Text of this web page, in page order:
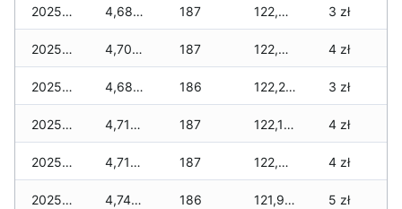
2025-12-02 4,682 zł 187 122,593 zł 3 zł
2025-12-01 4,702 zł 187 122,309 zł 4 zł
2025-11-30 4,682 zł 186 122,245 zł 3 zł
2025-11-29 4,710 zł 187 122,197 zł 4 zł
2025-11-28 4,718 zł 187 122,029 zł 4 zł
2025-11-27 4,748 zł 186 121,929 zł 5 zł